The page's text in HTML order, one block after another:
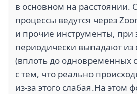
в основном на расстоянии.
процессы ведутся через
и прочие инструменты, при
периодически выпадают из
(вплоть до одновременных
с тем, что реально
из-за этого слабая.На этом